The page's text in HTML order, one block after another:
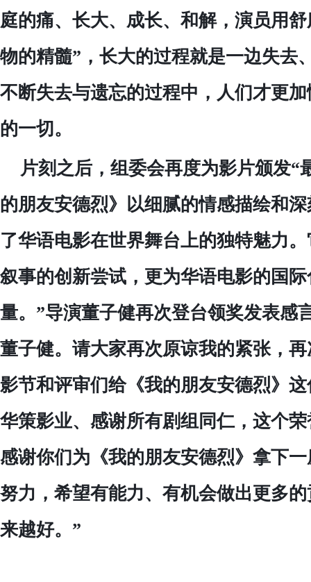
庭的痛、长大、成长、和解，演员用
物的精髓”，长大的过程就是一边失去
不断失去与遗忘的过程中，人们才更
的一切。
片刻之后，组委会再度为影片颁发“
的朋友安德烈》以细腻的情感描绘和
了华语电影在世界舞台上的独特魅力
叙事的创新尝试，更为华语电影的国
量。”导演董子健再次登台领奖发表感
董子健。请大家再次原谅我的紧张，
影节和评审们给《我的朋友安德烈》
华策影业、感谢所有剧组同仁，这个
感谢你们为《我的朋友安德烈》拿下
努力，希望有能力、有机会做出更多
来越好。”